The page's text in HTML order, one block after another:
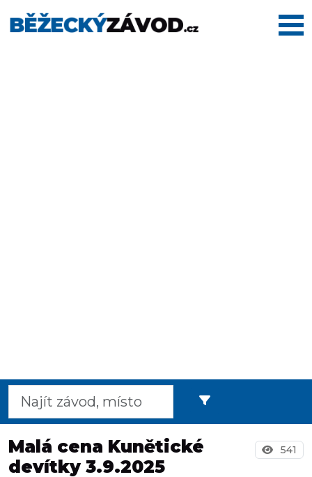
OCR
Praha
Malá cena Kunětické
devítky 3.9.2025
541